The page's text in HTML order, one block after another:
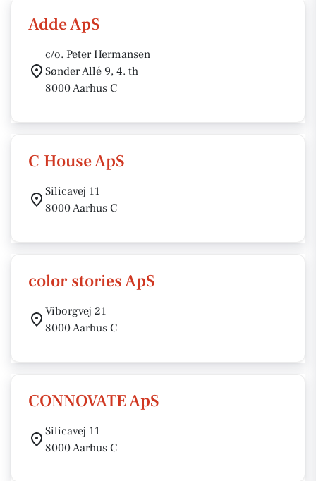
Adde ApS
c/o. Peter Hermansen
Sønder Allé 9, 4. th
8000 Aarhus C
C House ApS
Silicavej 11
8000 Aarhus C
color stories ApS
Viborgvej 21
8000 Aarhus C
CONNOVATE ApS
Silicavej 11
8000 Aarhus C